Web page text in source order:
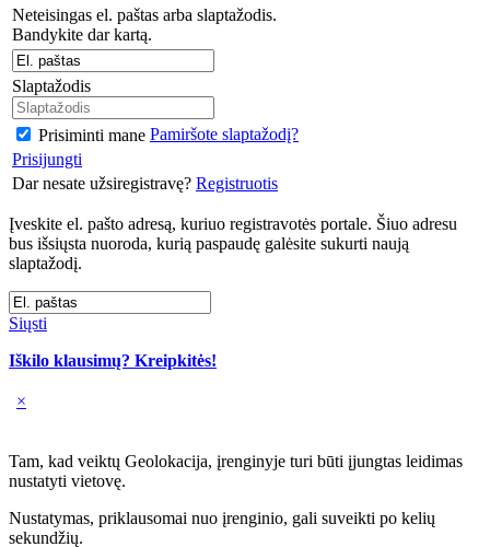
Neteisingas el. paštas arba slaptažodis.
Bandykite dar kartą.
Slaptažodis
Prisiminti mane Pamiršote slaptažodį?
Prisijungti
Dar nesate užsiregistravę? Registruotis
Įveskite el. pašto adresą, kuriuo registravotės portale. Šiuo adresu
bus išsiųsta nuoroda, kurią paspaudę galėsite sukurti naują
slaptažodį.
Siųsti
Iškilo klausimų? Kreipkitės!
×
Tam, kad veiktų Geolokacija, įrenginyje turi būti įjungtas leidimas
nustatyti vietovę.
Nustatymas, priklausomai nuo įrenginio, gali suveikti po kelių
sekundžių.